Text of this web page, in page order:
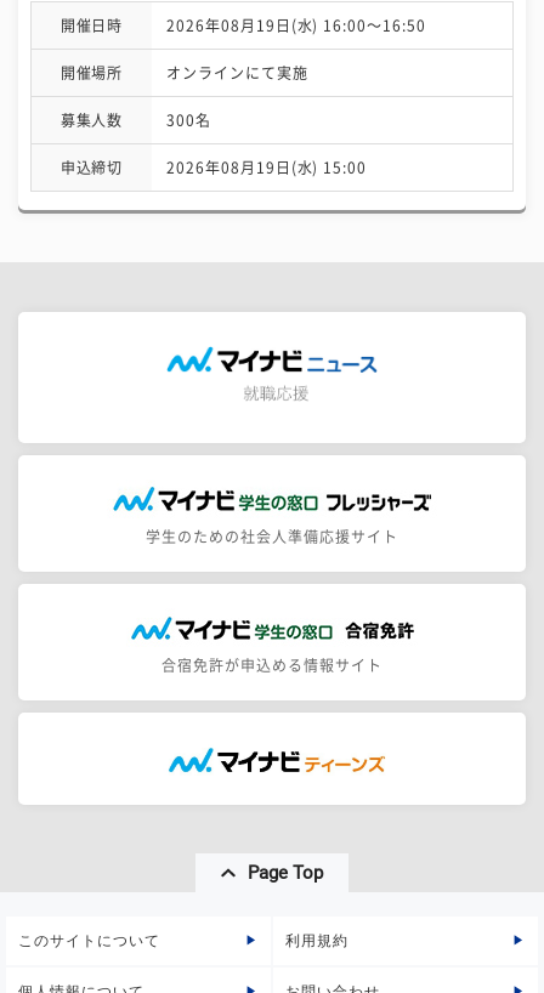
開催日時 2026年08月19日(水) 16:00〜16:50
開催場所 オンラインにて実施
募集人数 300名
申込締切 2026年08月19日(水) 15:00
学生のための社会人準備応援サイト
合宿免許が申込める情報サイト
Page Top
このサイトについて 利用規約